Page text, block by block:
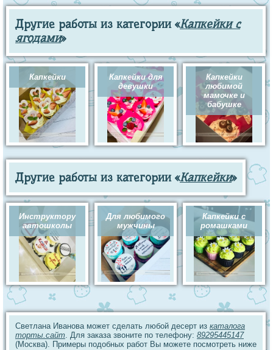
Другие работы из категории «Капкейки с
ягодами»
Капкейки
Капкейки для
девушки
Капкейки
любимой
мамочке и
бабушке
Другие работы из категории «Капкейки»
Инструктору
автошколы
Для любимого
мужчины
Капкейки с
ромашками
Светлана Иванова может сделать любой десерт из каталога
торты.сайт. Для заказа звоните по телефону: 89295445147
(Москва). Примеры подобных работ Вы можете посмотреть ниже